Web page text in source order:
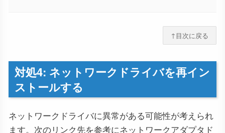
↑目次に戻る
対処4: ネットワークドライバを再イン
ストールする
ネットワークドライバに異常がある可能性が考えられ
ます。次のリンク先を参考にネットワークアダプタド